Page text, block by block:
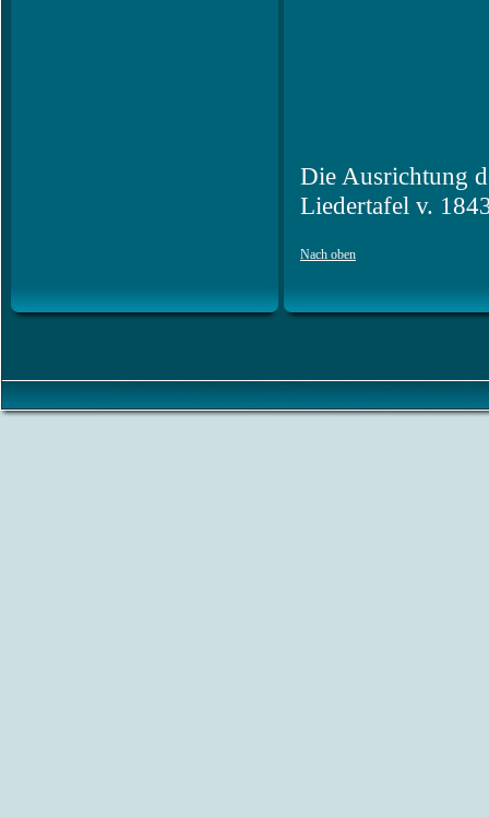
Die Ausrichtung
Liedertafel v.
Nach oben